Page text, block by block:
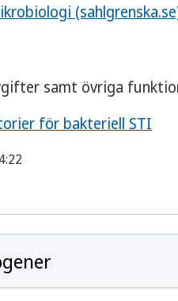
samt övriga
för bakteriell STI